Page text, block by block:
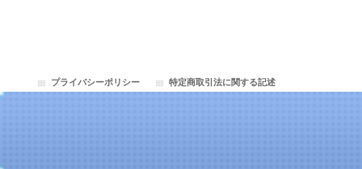
プライバシーポリシー 特定商取引法に関する記述